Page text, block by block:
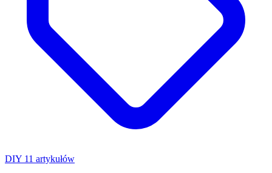
DIY 11 artykułów